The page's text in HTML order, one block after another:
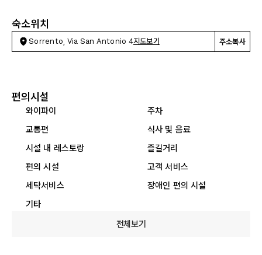
숙소위치
Sorrento, Via San Antonio 4지도보기 주소복사
편의시설
와이파이
주차
교통편
식사 및 음료
시설 내 레스토랑
즐길거리
편의 시설
고객 서비스
세탁서비스
장애인 편의 시설
기타
전체보기